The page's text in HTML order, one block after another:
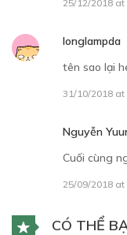
CHƯƠNG 11
08/01/2019
25/12/2018 at
longlampda
tên sao lại
31/10/2018 at
Nguyễn
Cuối cùng
25/09/2018 at
CÓ THỂ